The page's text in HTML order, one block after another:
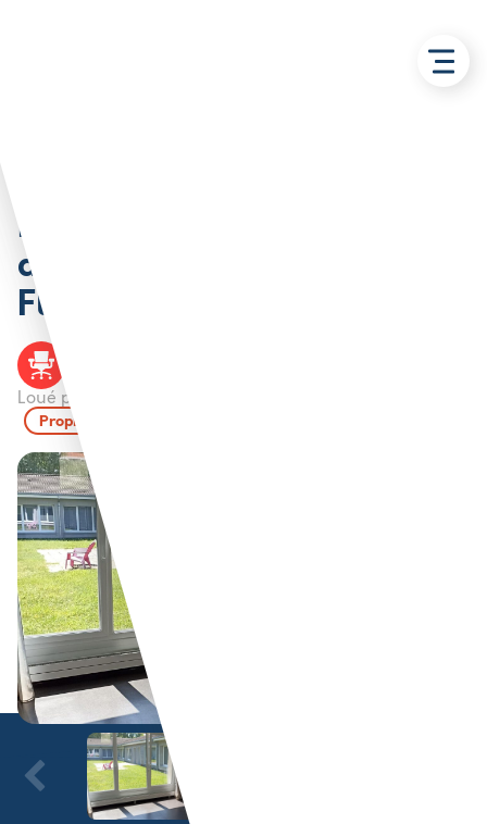
Bureau 16 m2 en pépinière
d’entreprises Centre
Fleming – Béthune
Loué par :
Propriété de l'Agglo de Béthune-Bruay